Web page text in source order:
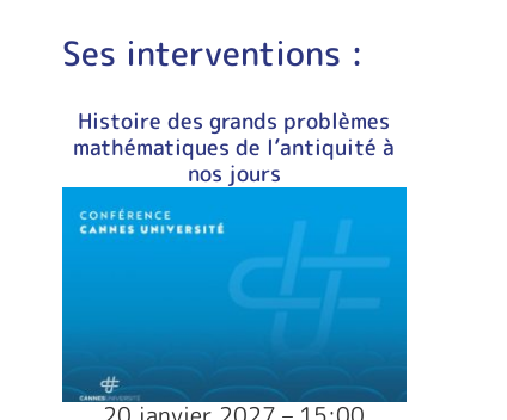
Ses interventions :
Histoire des grands problèmes
mathématiques de l’antiquité à
nos jours